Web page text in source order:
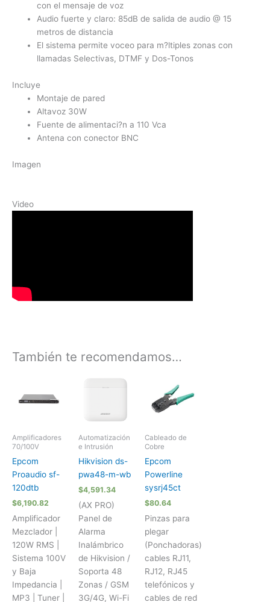
con el mensaje de voz
Audio fuerte y claro: 85dB de salida de audio @ 15
metros de distancia
El sistema permite voceo para m?ltiples zonas con
llamadas Selectivas, DTMF y Dos-Tonos
Incluye
Montaje de pared
Altavoz 30W
Fuente de alimentaci?n a 110 Vca
Antena con conector BNC
Imagen
Video
También te recomendamos…
Amplificadores
70/100V
Epcom
Proaudio sf-
120dtb
$6,190.82
Amplificador
Mezclador |
120W RMS |
Sistema 100V
y Baja
Impedancia |
MP3 | Tuner |
Automatización
e Intrusión
Hikvision ds-
pwa48-m-wb
$4,591.34
(AX PRO)
Panel de
Alarma
Inalámbrico
de Hikvision /
Soporta 48
Zonas / GSM
3G/4G, Wi-Fi
Cableado de
Cobre
Epcom
Powerline
sysrj45ct
$80.64
Pinzas para
plegar
(Ponchadoras)
cables RJ11,
RJ12, RJ45
telefónicos y
cables de red